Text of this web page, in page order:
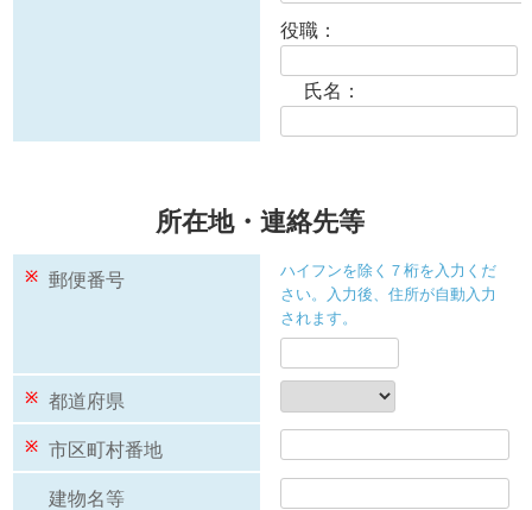
役職：
氏名：
所在地・連絡先等
郵便番号
※
ハイフンを除く７桁を入力くだ
さい。入力後、住所が自動入力
されます。
都道府県
※
市区町村番地
※
建物名等